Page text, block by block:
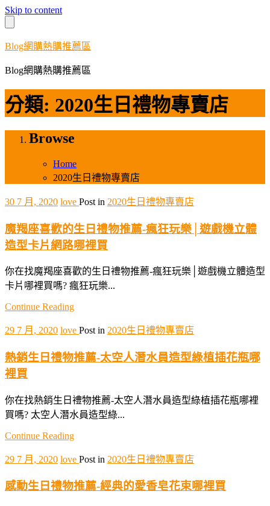
Skip to content
Blog網購熱購推薦區
Blog網購熱購推薦區
分類: 2020生日禮物專賣店
Browse
Home
2020生日禮物專賣店
30 7 月, 2020 love Post in 2020生日禮物專賣店
魔羯座喜歡的生日禮物推薦-瘋狂玩樂│遊戲機立體
造型卡片網路哪裡買
你在找魔羯座喜歡的生日禮物推薦-瘋狂玩樂│遊戲機立體造型
卡片哪裡買嗎? 瘋狂玩樂...
Continue Reading
29 7 月, 2020 love Post in 2020生日禮物專賣店
熱銷生日禮物推薦-太空人潛水員造型綠植插花瓶哪
裡買
你在找熱銷生日禮物推薦-太空人潛水員造型綠植插花瓶哪裡
買嗎? 太空人潛水員造型綠...
Continue Reading
29 7 月, 2020 love Post in 2020生日禮物專賣店
感動生日禮物推薦-經典的愛香皂花束哪裡買